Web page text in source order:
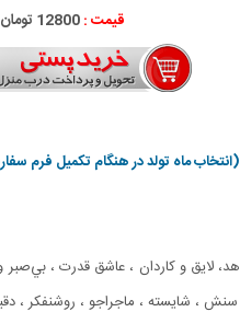
قیمت :12800 تومان
(انتخاب ماه تولد در هنگام تکمیل فرم
و كاردان ، عاشق قدرت ، بي‌صبر
، شايسته ، ماجراجو ، روشنفكر ،